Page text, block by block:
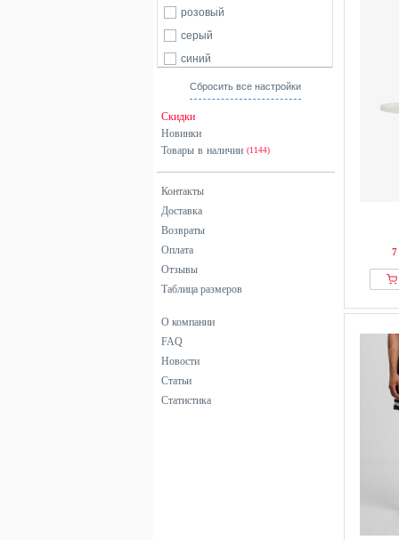
розовый
серый
синий
фиолетовый
Сбросить все настройки
Скидки
Новинки
Товары в наличии (1144)
Контакты
Доставка
Возвраты
Оплата
Отзывы
Таблица размеров
О компании
FAQ
Новости
Статьи
Статистика
7